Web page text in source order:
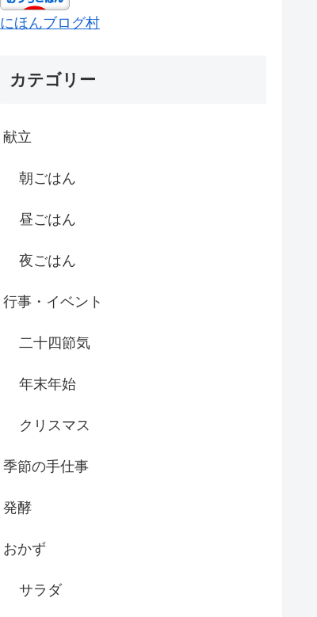
にほんブログ村
カテゴリー
献立
朝ごはん
昼ごはん
夜ごはん
行事・イベント
二十四節気
年末年始
クリスマス
季節の手仕事
発酵
おかず
サラダ